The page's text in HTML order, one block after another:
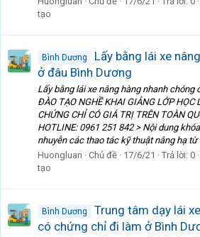
tạo
Bình Dương
Lấy bằng lái xe
ở đâu Bình Dương
Lấy bằng lái xe nâng hàng nhanh chóng
ĐÀO TẠO NGHỀ KHAI GIẢNG LỚP HỌC
CHỨNG CHỈ CÓ GIÁ TRỊ TRÊN TOÀN
HOTLINE: 0961 251 842 > Nội dung
nhuyễn các thao tác kỹ thuật nâng hạ
Huongluan
Chủ đề 17/6/21 Trả lời: 0
tạo
Bình Dương
Trung tâm dạy lái
có chứng chỉ đi làm ở Bình